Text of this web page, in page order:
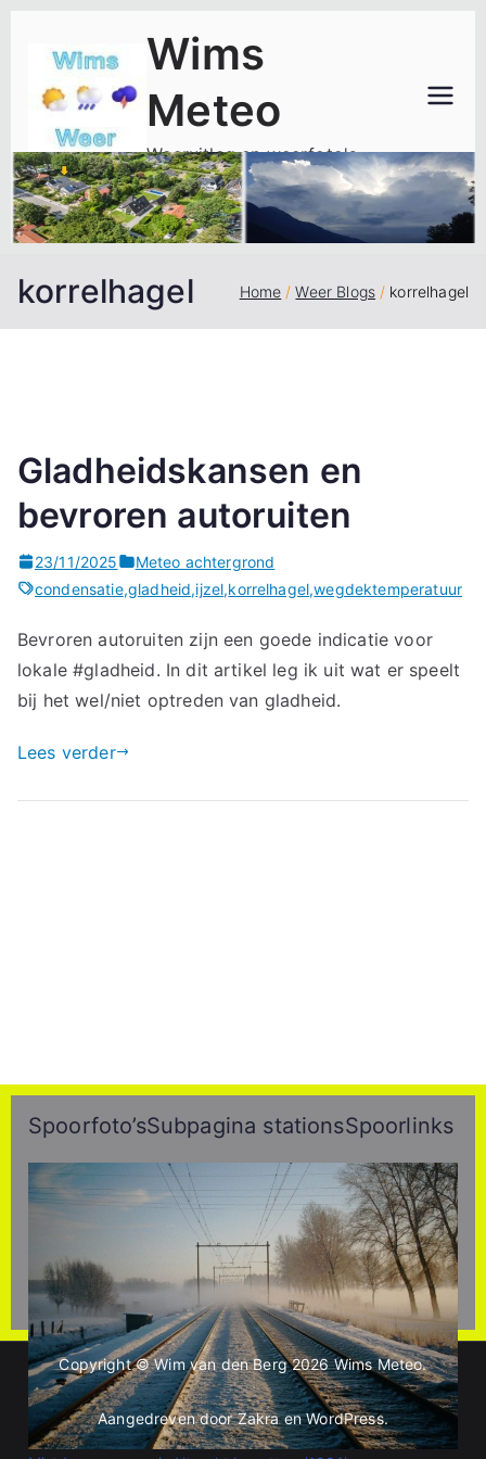
inhoud
Wims
Meteo
Weeruitleg en weerfoto's
korrelhagel Home Weer Blogs korrelhagel
Gladheidskansen en
bevroren autoruiten
23/11/2025
Meteo achtergrond
condensatie,gladheid,ijzel,korrelhagel,wegdektemperatuur
Bevroren autoruiten zijn een goede indicatie voor
lokale #gladheid. In dit artikel leg ik uit wat er speelt
bij het wel/niet optreden van gladheid.
Lees verder
Spoorfoto’sSubpagina stationsSpoorlinks
Copyright © Wim van den Berg 2026Wims Meteo.
Aangedreven doorZakraenWordPress.